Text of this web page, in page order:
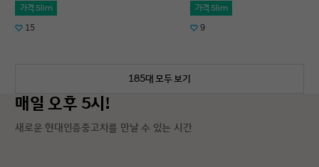
가격 Slim
15
가격 Slim
9
185대 모두 보기
매일 오후 5시!
새로운 현대인증중고차를 만날 수 있는 시간